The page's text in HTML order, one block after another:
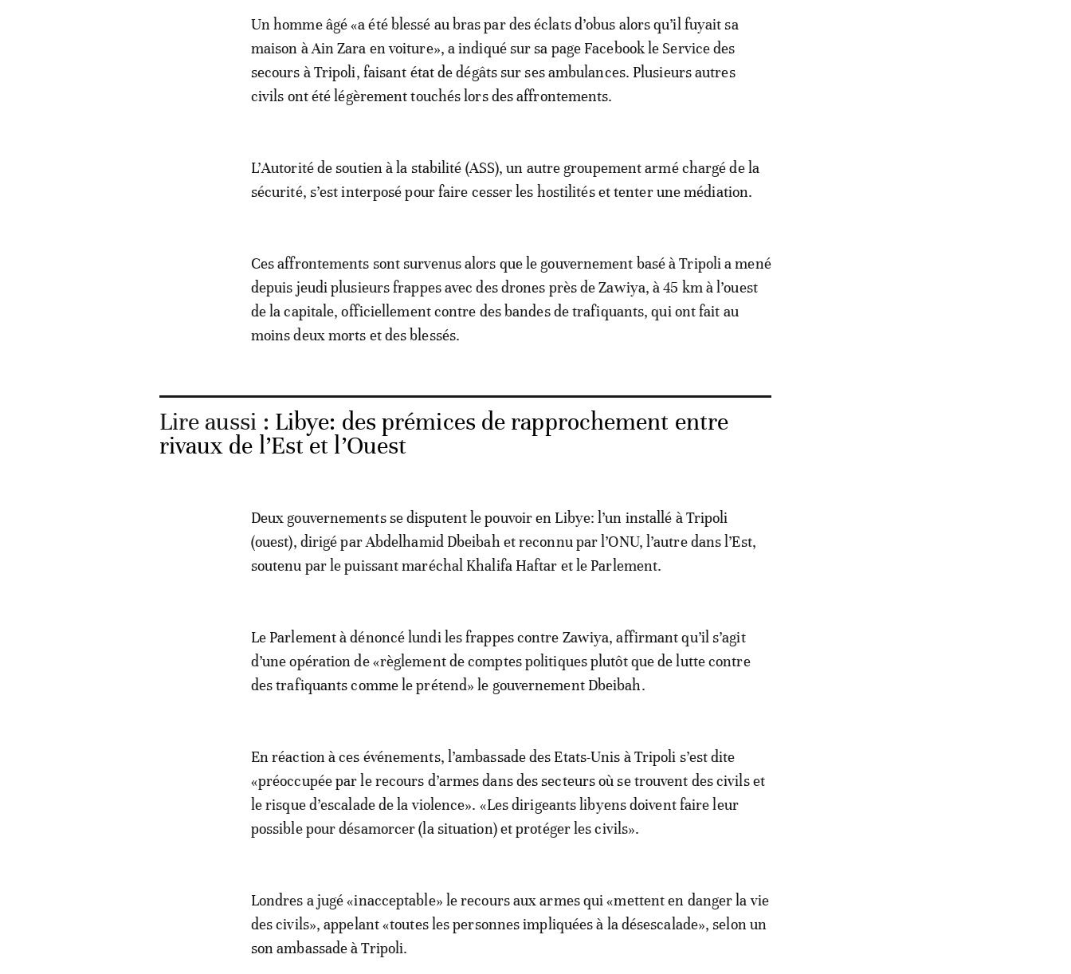
Un homme âgé «a été blessé au bras par des éclats d’obus alors qu’il fuyait sa
maison à Ain Zara en voiture», a indiqué sur sa page Facebook le Service des
secours à Tripoli, faisant état de dégâts sur ses ambulances. Plusieurs autres
civils ont été légèrement touchés lors des affrontements.
L’Autorité de soutien à la stabilité (ASS), un autre groupement armé chargé de la
sécurité, s’est interposé pour faire cesser les hostilités et tenter une médiation.
Ces affrontements sont survenus alors que le gouvernement basé à Tripoli a mené
depuis jeudi plusieurs frappes avec des drones près de Zawiya, à 45 km à l’ouest
de la capitale, officiellement contre des bandes de trafiquants, qui ont fait au
moins deux morts et des blessés.
Lire aussi : Libye: des prémices de rapprochement entre
rivaux de l’Est et l’Ouest
Deux gouvernements se disputent le pouvoir en Libye: l’un installé à Tripoli
(ouest), dirigé par Abdelhamid Dbeibah et reconnu par l’ONU, l’autre dans l’Est,
soutenu par le puissant maréchal Khalifa Haftar et le Parlement.
Le Parlement à dénoncé lundi les frappes contre Zawiya, affirmant qu’il s’agit
d’une opération de «règlement de comptes politiques plutôt que de lutte contre
des trafiquants comme le prétend» le gouvernement Dbeibah.
En réaction à ces événements, l’ambassade des Etats-Unis à Tripoli s’est dite
«préoccupée par le recours d’armes dans des secteurs où se trouvent des civils et
le risque d’escalade de la violence». «Les dirigeants libyens doivent faire leur
possible pour désamorcer (la situation) et protéger les civils».
Londres a jugé «inacceptable» le recours aux armes qui «mettent en danger la vie
des civils», appelant «toutes les personnes impliquées à la désescalade», selon un
son ambassade à Tripoli.